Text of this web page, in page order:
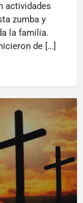
actividades
zumba y
la familia.
de […]